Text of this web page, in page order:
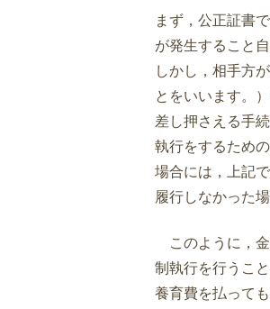
まず，公正証書
が発生すること
しかし，相手方
とをいいます。
差し押さえる手
執行をするため
場合には，上記
履行しなかった
このように，金
制執行を行うこ
養育費を払って